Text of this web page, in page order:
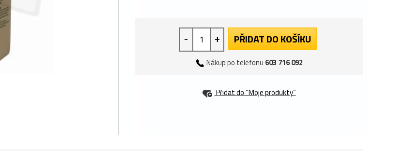
- + PŘIDAT DO KOŠÍKU
Nákup po telefonu 603 716 092
Přidat do “Moje produkty”